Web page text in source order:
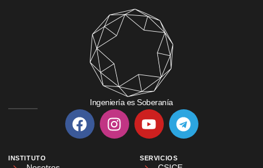
Ingeniería es Soberanía
INSTITUTO SERVICIOS